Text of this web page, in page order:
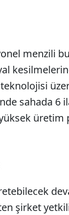
menzili
sahada 6
üretim
şirket